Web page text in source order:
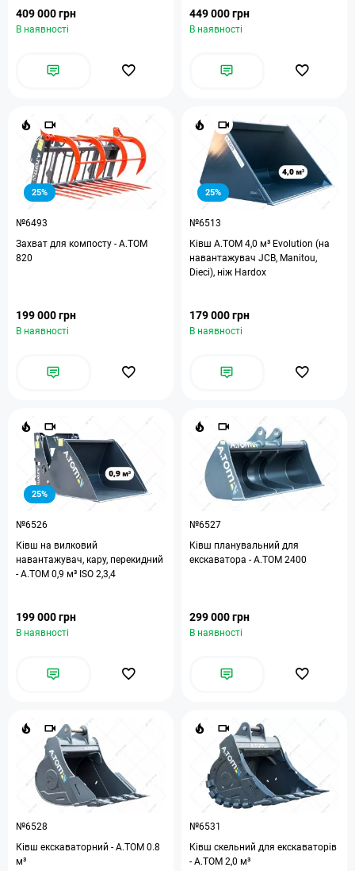
409 000 грн
В наявності
449 000 грн
В наявності
25%
№6493
Захват для компосту - A.TOM
820
199 000 грн
В наявності
25%
№6513
Ківш A.TOM 4,0 м³ Evolution (на
навантажувач JCB, Manitou,
Dieci), ніж Hardox
179 000 грн
В наявності
25%
№6526
Ківш на вилковий
навантажувач, кару, перекидний
- А.ТОМ 0,9 м³ ISO 2,3,4
199 000 грн
В наявності
№6527
Ківш планувальний для
екскаватора - А.ТОМ 2400
299 000 грн
В наявності
№6528
Ківш екскаваторний - A.TOM 0.8
м³
№6531
Ківш скельний для екскаваторів
- A.TOM 2,0 м³